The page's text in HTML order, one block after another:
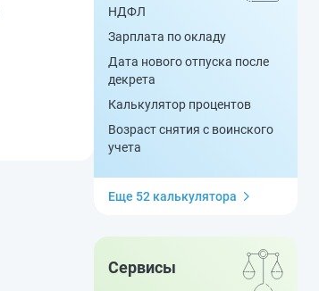
НДФЛ
Зарплата по окладу
Дата нового отпуска после
декрета
Калькулятор процентов
Возраст снятия с воинского
учета
Еще 52 калькулятора
Сервисы